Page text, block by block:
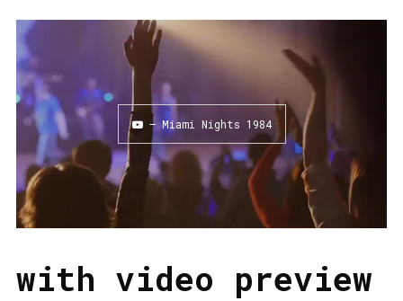
— Miami Nights 1984
with video preview